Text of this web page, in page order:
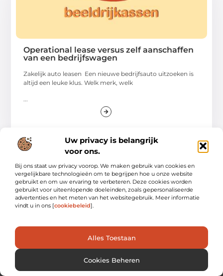
Uw privacy is belangrijk
voor ons.
Bij ons staat uw privacy voorop. We maken gebruik van cookies en
vergelijkbare technologieën om te begrijpen hoe u onze website
gebruikt en om uw ervaring te verbeteren. Deze cookies worden
gebruikt voor uiteenlopende doeleinden, zoals gepersonaliseerde
advertenties en het meten van het websitegebruik. Meer informatie
vindt u in ons [cookiebeleid].
Alles Toestaan
Cookies Beheren
Operational lease versus zelf aanschaffen
van een bedrijfswagen
Zakelijk auto leasen Een nieuwe bedrijfsauto uitzoeken is
altijd een leuke klus. Welk merk, welk
Verken de Kracht van Verhalen en Inzichten.
Laat je inspireren door unieke content en diepgaande
Bericht categorie